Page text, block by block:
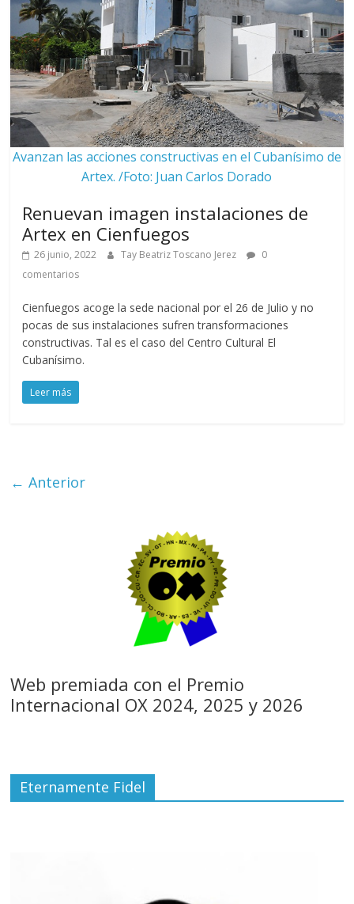
Avanzan las acciones constructivas en el Cubanísimo de
Artex. /Foto: Juan Carlos Dorado
Renuevan imagen instalaciones de
Artex en Cienfuegos
26 junio, 2022 Tay Beatriz Toscano Jerez
0
comentarios
Cienfuegos acoge la sede nacional por el 26 de Julio y no
pocas de sus instalaciones sufren transformaciones
constructivas. Tal es el caso del Centro Cultural El
Cubanísimo.
Leer más
← Anterior
Web premiada con el Premio
Internacional OX 2024, 2025 y 2026
Eternamente Fidel